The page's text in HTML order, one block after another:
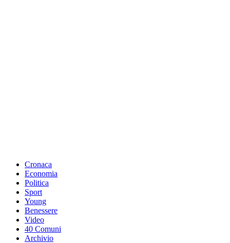
Cronaca
Economia
Politica
Sport
Young
Benessere
Video
40 Comuni
Archivio